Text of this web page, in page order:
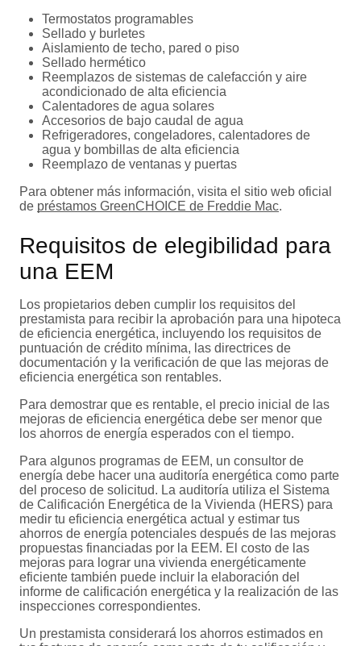
Termostatos programables
Sellado y burletes
Aislamiento de techo, pared o piso
Sellado hermético
Reemplazos de sistemas de calefacción y aire
acondicionado de alta eficiencia
Calentadores de agua solares
Accesorios de bajo caudal de agua
Refrigeradores, congeladores, calentadores de
agua y bombillas de alta eficiencia
Reemplazo de ventanas y puertas
Para obtener más información, visita el sitio web oficial
de préstamos GreenCHOICE de Freddie Mac.
Requisitos de elegibilidad para
una EEM
Los propietarios deben cumplir los requisitos del
prestamista para recibir la aprobación para una hipoteca
de eficiencia energética, incluyendo los requisitos de
puntuación de crédito mínima, las directrices de
documentación y la verificación de que las mejoras de
eficiencia energética son rentables.
Para demostrar que es rentable, el precio inicial de las
mejoras de eficiencia energética debe ser menor que
los ahorros de energía esperados con el tiempo.
Para algunos programas de EEM, un consultor de
energía debe hacer una auditoría energética como parte
del proceso de solicitud. La auditoría utiliza el Sistema
de Calificación Energética de la Vivienda (HERS) para
medir tu eficiencia energética actual y estimar tus
ahorros de energía potenciales después de las mejoras
propuestas financiadas por la EEM. El costo de las
mejoras para lograr una vivienda energéticamente
eficiente también puede incluir la elaboración del
informe de calificación energética y la realización de las
inspecciones correspondientes.
Un prestamista considerará los ahorros estimados en